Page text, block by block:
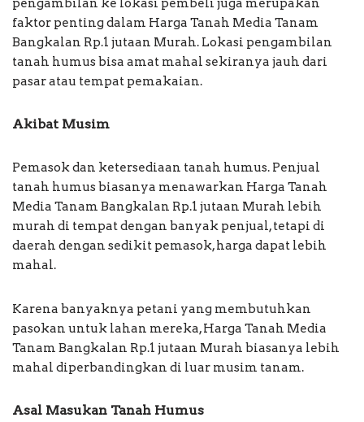
pengambilan ke lokasi pembeli juga merupakan
faktor penting dalam Harga Tanah Media Tanam
Bangkalan Rp.1 jutaan Murah. Lokasi pengambilan
tanah humus bisa amat mahal sekiranya jauh dari
pasar atau tempat pemakaian.
Akibat Musim
Pemasok dan ketersediaan tanah humus. Penjual
tanah humus biasanya menawarkan Harga Tanah
Media Tanam Bangkalan Rp.1 jutaan Murah lebih
murah di tempat dengan banyak penjual, tetapi di
daerah dengan sedikit pemasok, harga dapat lebih
mahal.
Karena banyaknya petani yang membutuhkan
pasokan untuk lahan mereka, Harga Tanah Media
Tanam Bangkalan Rp.1 jutaan Murah biasanya lebih
mahal diperbandingkan di luar musim tanam.
Asal Masukan Tanah Humus